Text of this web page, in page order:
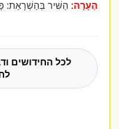
הֶעָרָה: הַשִּׁיר בְּהַשְׁרָאַת:
לכל החידושים